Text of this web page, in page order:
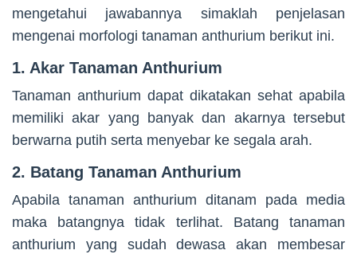
mengetahui jawabannya simaklah penjelasan
mengenai morfologi tanaman anthurium berikut ini.
1. Akar Tanaman Anthurium
Tanaman anthurium dapat dikatakan sehat apabila
memiliki akar yang banyak dan akarnya tersebut
berwarna putih serta menyebar ke segala arah.
2. Batang Tanaman Anthurium
Apabila tanaman anthurium ditanam pada media
maka batangnya tidak terlihat. Batang tanaman
anthurium yang sudah dewasa akan membesar